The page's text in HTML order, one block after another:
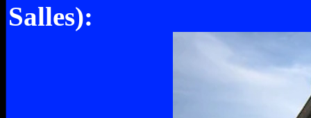
Salles):